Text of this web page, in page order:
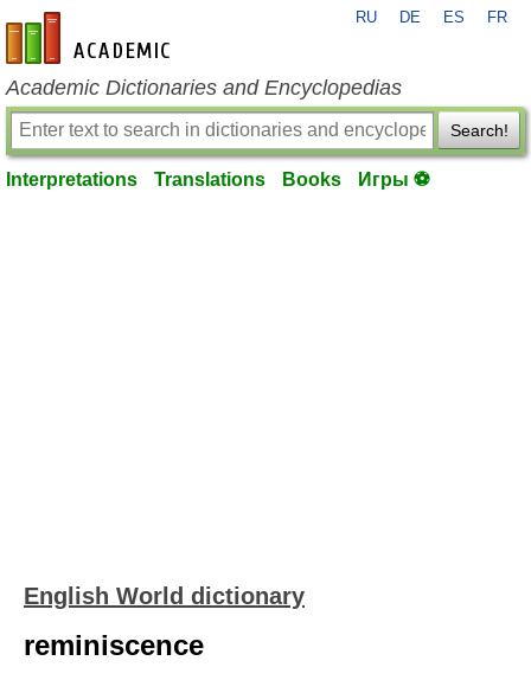
en-academic.com
RU DE ES FR
Academic Dictionaries and Encyclopedias
Search!
Interpretations Translations Books Игры ⚽
English World dictionary
reminiscence